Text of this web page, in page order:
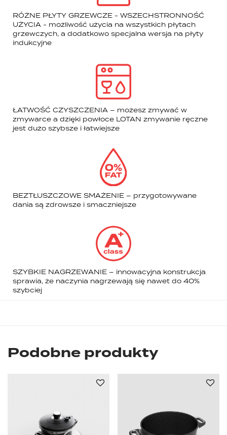
RÓŻNE PŁYTY GRZEWCZE - WSZECHSTRONNOŚĆ
UŻYCIA - możliwość użycia na wszystkich płytach
grzewczych, a dodatkowo specjalna wersja na płyty
indukcyjne
ŁATWOŚĆ CZYSZCZENIA – możesz zmywać w
zmywarce a dzięki powłoce LOTAN zmywanie ręczne
jest dużo szybsze i łatwiejsze
BEZTŁUSZCZOWE SMAŻENIE – przygotowywane
dania są zdrowsze i smaczniejsze
SZYBKIE NAGRZEWANIE – innowacyjna konstrukcja
sprawia, że naczynia nagrzewają się nawet do 40%
szybciej
Podobne produkty